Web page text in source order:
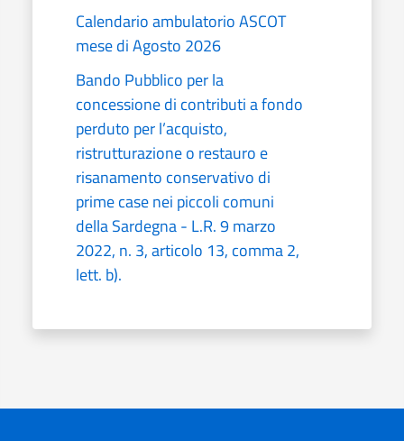
Calendario ambulatorio ASCOT
mese di Agosto 2026
Bando Pubblico per la
concessione di contributi a fondo
perduto per l’acquisto,
ristrutturazione o restauro e
risanamento conservativo di
prime case nei piccoli comuni
della Sardegna - L.R. 9 marzo
2022, n. 3, articolo 13, comma 2,
lett. b).